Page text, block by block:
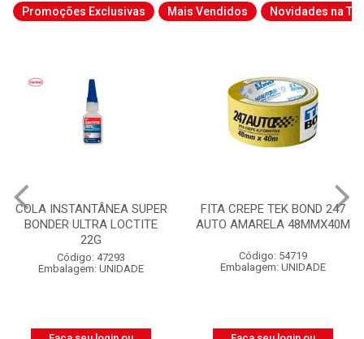
Promoções Exclusivas Mais Vendidos Novidades na
SUPER
LOCTITE
FITA CREPE TEK BOND 247
AUTO AMARELA 48MMX40M
Embalagem: UNIDADE
ELETRODUTO
PLASNETAL 1/